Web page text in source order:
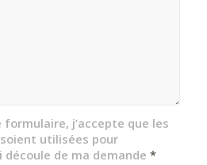
j’accepte que les
utilisées pour
de ma demande *